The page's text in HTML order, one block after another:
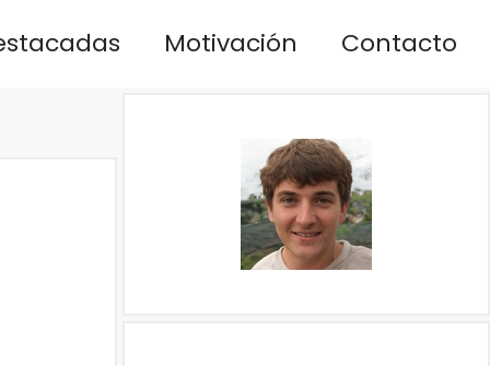
Motivación Contacto